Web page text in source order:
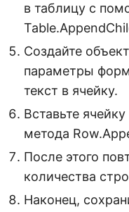
в таблицу с
Создайте
параметры
текст в ячейку.
Вставьте
метода
После этого
количества
Наконец,